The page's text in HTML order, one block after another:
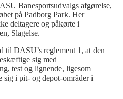
Banesportsudvalgs afgørelse,
på Padborg Park. Her
deltagere og påkørte i
Slagelse.
til DASU’s reglement 1, at den
sig med
test og lignende, ligesom
sig i pit- og depot-områder i